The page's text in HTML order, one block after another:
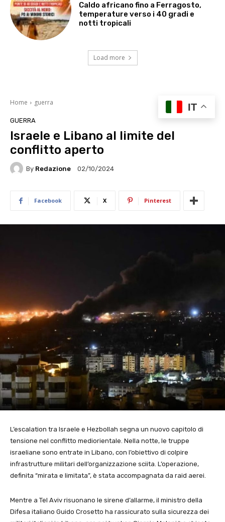
Caldo africano fino a Ferragosto,
temperature verso i 40 gradi e
notti tropicali
Load more